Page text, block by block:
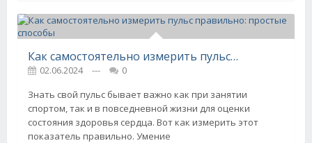
Как самостоятельно измерить пульс правильно: простые способы
02.06.2024 ---
0
Знать свой пульс бывает важно как при занятии
спортом, так и в повседневной жизни для оценки
состояния здоровья сердца. Вот как измерить этот
показатель правильно. Умение